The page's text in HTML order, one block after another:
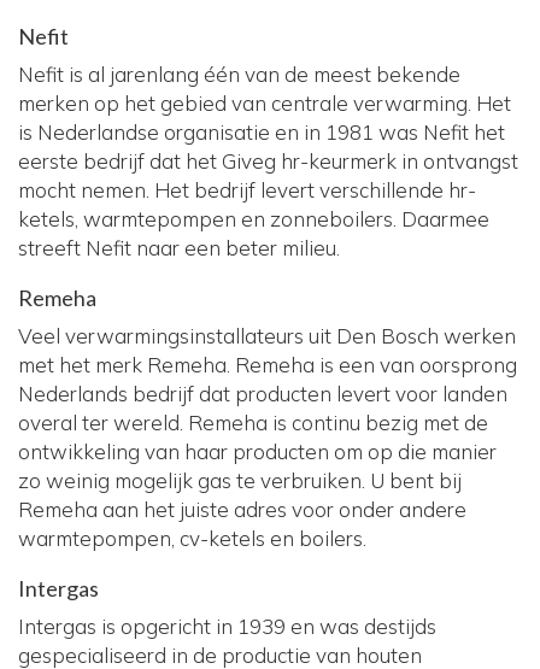
Nefit
Nefit is al jarenlang één van de meest bekende
merken op het gebied van centrale verwarming. Het
is Nederlandse organisatie en in 1981 was Nefit het
eerste bedrijf dat het Giveg hr-keurmerk in ontvangst
mocht nemen. Het bedrijf levert verschillende hr-
ketels, warmtepompen en zonneboilers. Daarmee
streeft Nefit naar een beter milieu.
Remeha
Veel verwarmingsinstallateurs uit Den Bosch werken
met het merk Remeha. Remeha is een van oorsprong
Nederlands bedrijf dat producten levert voor landen
overal ter wereld. Remeha is continu bezig met de
ontwikkeling van haar producten om op die manier
zo weinig mogelijk gas te verbruiken. U bent bij
Remeha aan het juiste adres voor onder andere
warmtepompen, cv-ketels en boilers.
Intergas
Intergas is opgericht in 1939 en was destijds
gespecialiseerd in de productie van houten